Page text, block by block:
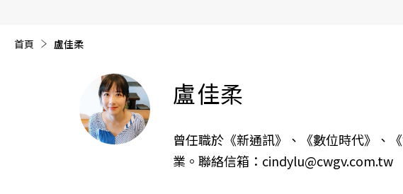
首頁 目前頁面：
盧佳柔
盧佳柔
曾任職於《新通訊》、《數位時代》、
業。聯絡信箱：cindylu@cwgv.com.tw